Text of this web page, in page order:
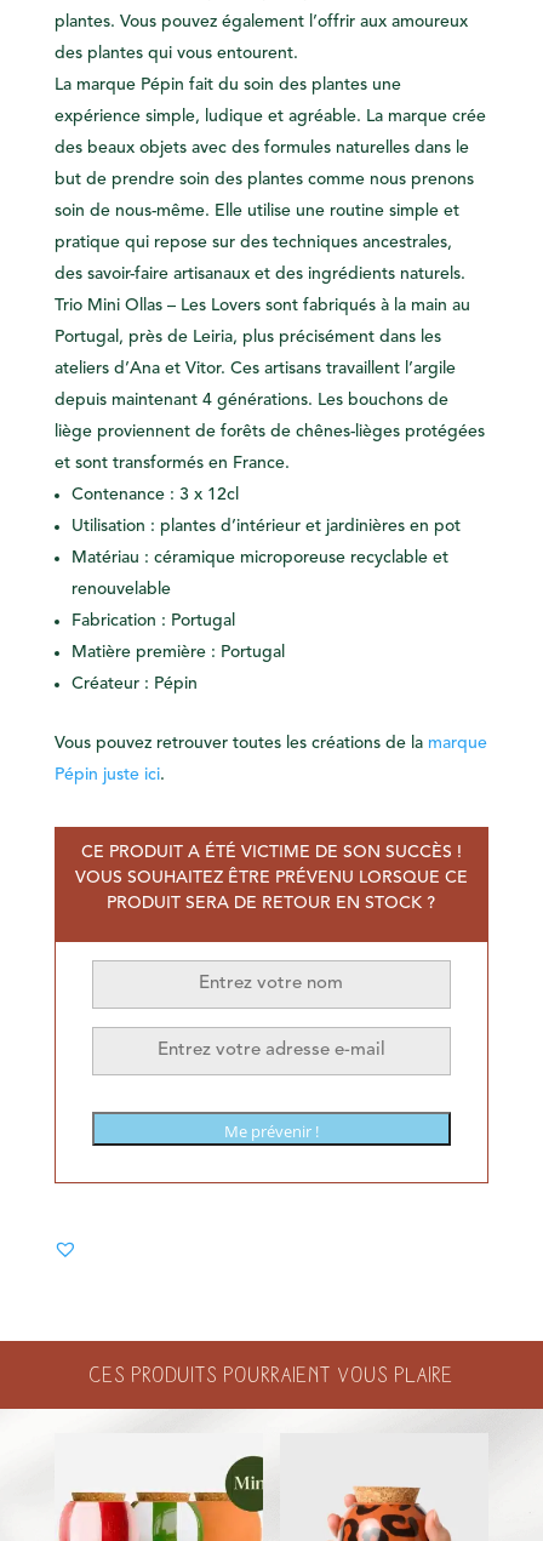
plantes. Vous pouvez également l’offrir aux amoureux
des plantes qui vous entourent.
La marque Pépin fait du soin des plantes une
expérience simple, ludique et agréable. La marque crée
desbeaux objets avec des formules naturellesdans le
but de prendre soin des plantes comme nous prenons
soin de nous-même. Elle utilise une routine simple et
pratique qui repose sur des techniques ancestrales,
des savoir-faire artisanauxet des ingrédients naturels.
Trio Mini Ollas – Les Lovers sont fabriqués à la main au
Portugal, près de Leiria, plus précisément dans les
ateliers d’Ana et Vitor. Ces artisans travaillent l’argile
depuis maintenant 4 générations. Les bouchons de
liège proviennent de forêts de chênes-lièges protégées
et sont transformés en France.
Contenance : 3 x 12cl
Utilisation : plantes d’intérieur et jardinières en pot
Matériau : céramique microporeuse recyclable et
renouvelable
Fabrication : Portugal
Matière première : Portugal
Créateur : Pépin
Vous pouvez retrouver toutes les créations de la marque
Pépin juste ici.
CE PRODUIT A ÉTÉ VICTIME DE SON SUCCÈS !
VOUS SOUHAITEZ ÊTRE PRÉVENU LORSQUE CE
PRODUIT SERA DE RETOUR EN STOCK ?
Me prévenir !
Ces produits pourraient vous plaire